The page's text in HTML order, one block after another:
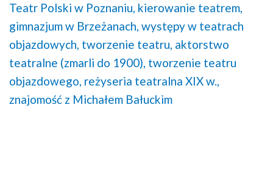
Teatr Polski w Poznaniu, kierowanie teatrem,
gimnazjum w Brzeżanach, występy w teatrach
objazdowych, tworzenie teatru, aktorstwo
teatralne (zmarli do 1900), tworzenie teatru
objazdowego, reżyseria teatralna XIX w.,
znajomość z Michałem Bałuckim